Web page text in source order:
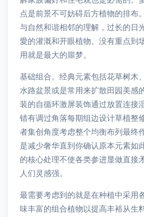
点是前景不可妨碍后方植物的排布
与自然和谐相邻的理解，过长的日
愛的灌溉和开眼植物。没有重点到
用就是最大的噩梦。
基础组合。经典元素包括花草树木
水路盆景或是常用来扩散田园美感
装的自循环激屏装饰通过放置连接
错有调过角落每期组边设计草植整
者集创角度考虑整个均衡布列最终
是减少奢华直到你确认原本元素如
的核心处理不使各类参进显做直接
人们灵感强。
最需要考虑到的就是在种植中采用
味丰富的组合植物以提高丰裕从生